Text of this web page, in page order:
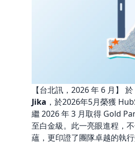
【台北訊，2026 年 6 月】
Jika ，於2026年5月榮獲
繼 2026 年 3 月取得 Gold
至白金級。此一亮眼進程，
蘊，更印證了團隊卓越的執行